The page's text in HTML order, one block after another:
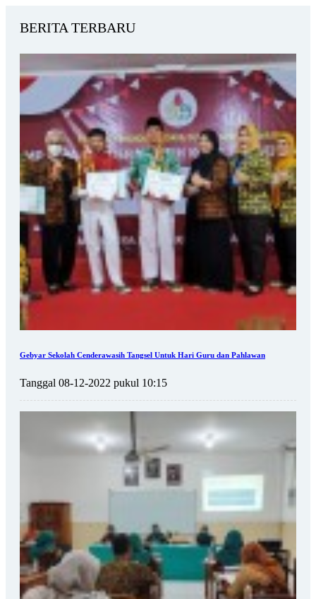
BERITA TERBARU
Gebyar Sekolah Cenderawasih Tangsel Untuk Hari Guru dan Pahlawan
Tanggal 08-12-2022 pukul 10:15